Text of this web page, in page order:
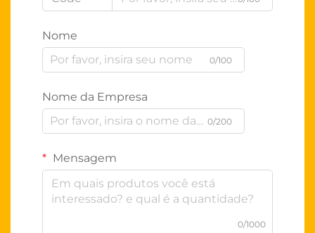
Nome
0/100
Nome da Empresa
0/200
Mensagem
0/1000